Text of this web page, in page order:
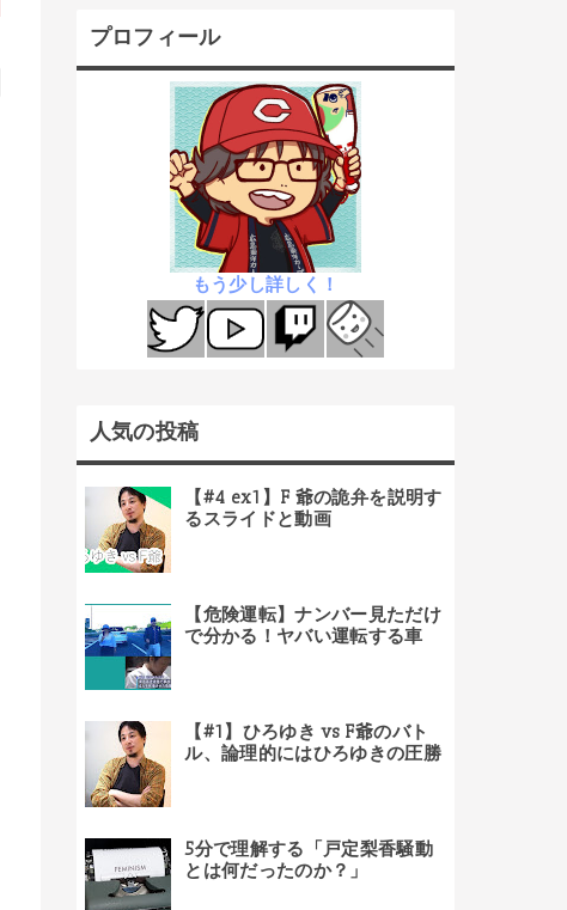
プロフィール
もう少し詳しく！
人気の投稿
【#4 ex1】F 爺の詭弁を説明す
るスライドと動画
【危険運転】ナンバー見ただけ
で分かる！ヤバい運転する車
【#1】ひろゆき vs F爺のバト
ル、論理的にはひろゆきの圧勝
5分で理解する「戸定梨香騒動
とは何だったのか？」